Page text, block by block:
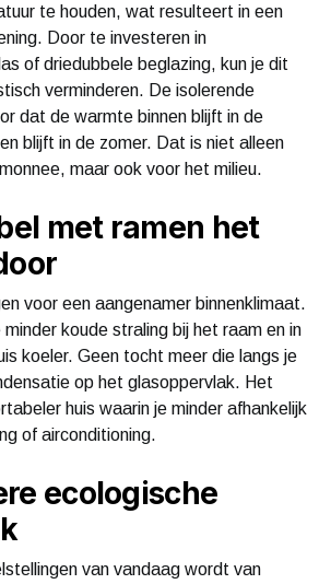
te houden, wat resulteert in een
Door te investeren in
of driedubbele beglazing, kun je dit
verminderen. De isolerende
dat de warmte binnen blijft in de
blijft in de zomer. Dat is niet alleen
maar ook voor het milieu.
met ramen het
voor een aangenamer binnenklimaat.
minder koude straling bij het raam en in
koeler. Geen tocht meer die langs je
op het glasoppervlak. Het
huis waarin je minder afhankelijk
of airconditioning.
ecologische
van vandaag wordt van